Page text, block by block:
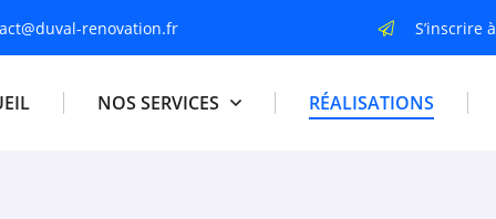
S’inscrire
NOS SERVICES RÉALISATIONS